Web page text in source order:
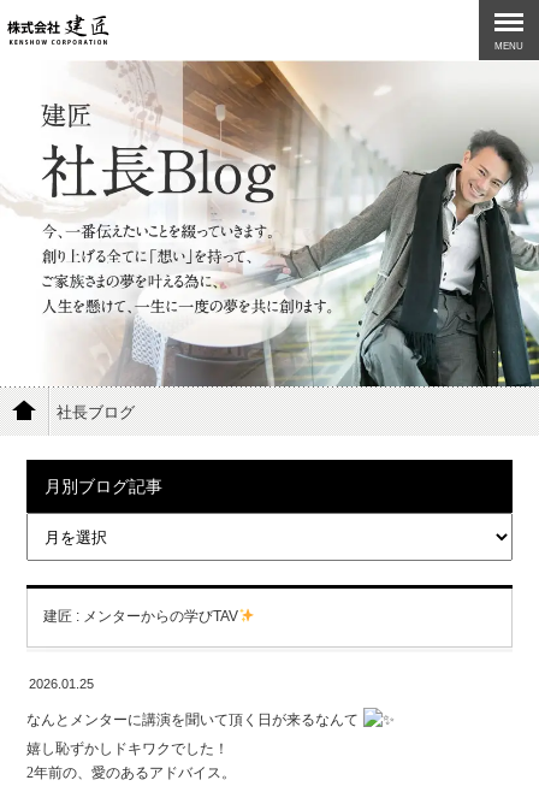
MENU
社長ブログ
月別ブログ記事
建匠 : メンターからの学びTAV
2026.01.25
なんとメンターに講演を聞いて頂く日が来るなんて
嬉し恥ずかしドキワクでした！
2年前の、愛のあるアドバイス。